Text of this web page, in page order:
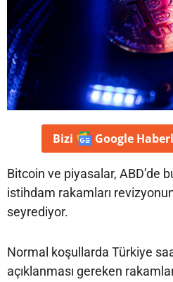
Bizi Google
Bitcoin ve piyasalar, ABD’de
istihdam rakamları
seyrediyor.
Normal koşullarda Türkiye
açıklanması gereken